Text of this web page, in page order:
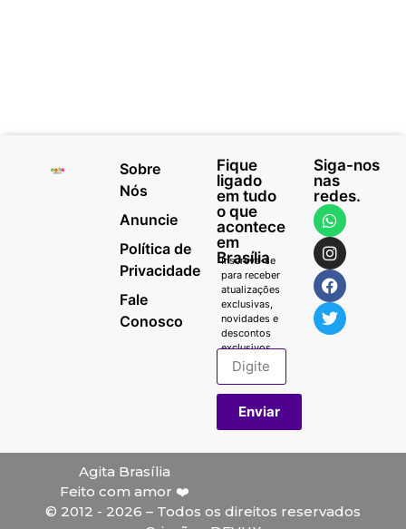
Sobre
Nós
Anuncie
Política de
Privacidade
Fale
Conosco
Fique
ligado
em tudo
o que
acontece
em
Brasília
Inscreva-se
para receber
atualizações
exclusivas,
novidades e
descontos
exclusivos.
Enviar
Siga-nos
nas
redes.
Agita Brasília
Feito com amor ❤️
© 2012 - 2026 – Todos os direitos reservados